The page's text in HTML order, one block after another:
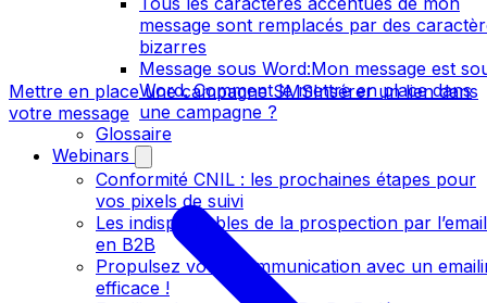
message sont remplacés par des
bizarres
Message sous Word:Mon message est
Word. Comment le mettre en place dans
une campagne ?
Glossaire
Webinars
Conformité CNIL : les prochaines étapes pour
vos pixels de suivi
Les indispensables de la prospection par l’email
en B2B
Propulsez votre communication avec un
efficace !
Mettre en place une campagne SMSInsérer un lien dans
votre message